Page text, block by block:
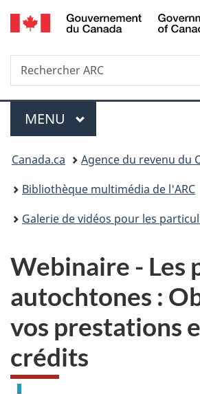
Passer
au
Passer
à
du
Passer
à
Recherche
Rechercher
ARC
Menu
MENU PRINCIPAL
Vous
êtes
ici :
Canada.ca
Agence du revenu du
Bibliothèque multimédia de l'ARC
Galerie de vidéos pour les
Webinaire - Les
autochtones :
vos prestations
crédits